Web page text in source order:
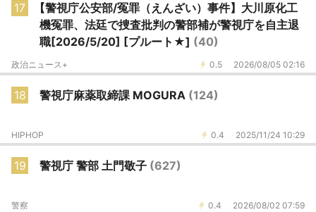
17
【警視庁公安部/冤罪（えんざい）事件】大川原化工
機冤罪、法廷で捜査批判の警部補が警視庁を自主退
職[2026/5/20] [プルート★] (40)
0.5 2026/08/05 02:16
政治ニュース+
18 警視庁麻薬取締課 MOGURA (124)
0.4 2025/11/24 10:29
HIPHOP
19 警視庁 警部 土門敬子 (627)
0.4 2026/08/02 07:59
警察